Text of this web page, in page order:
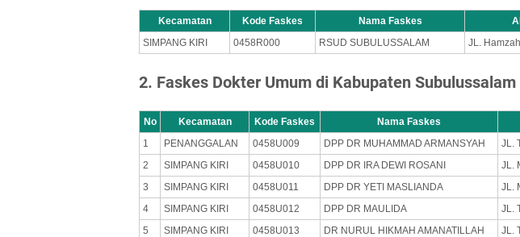
Kecamatan Kode Faskes Nama Faskes
SIMPANG KIRI
0458R000 RSUD SUBULUSSALAM JL.
2. Faskes Dokter Umum di Kabupaten Subulussalam
No Kecamatan Kode Faskes Nama Faskes
1
PENANGGALAN 0458U009 DPP DR MUHAMMAD ARMANSYAH
JL.
2
SIMPANG KIRI 0458U010 DPP DR IRA DEWI ROSANI
JL.
3
SIMPANG KIRI 0458U011 DPP DR YETI MASLIANDA
JL.
4
SIMPANG KIRI 0458U012 DPP DR MAULIDA
JL.
5
SIMPANG KIRI 0458U013 DR NURUL HIKMAH AMANATILLAH
JL.